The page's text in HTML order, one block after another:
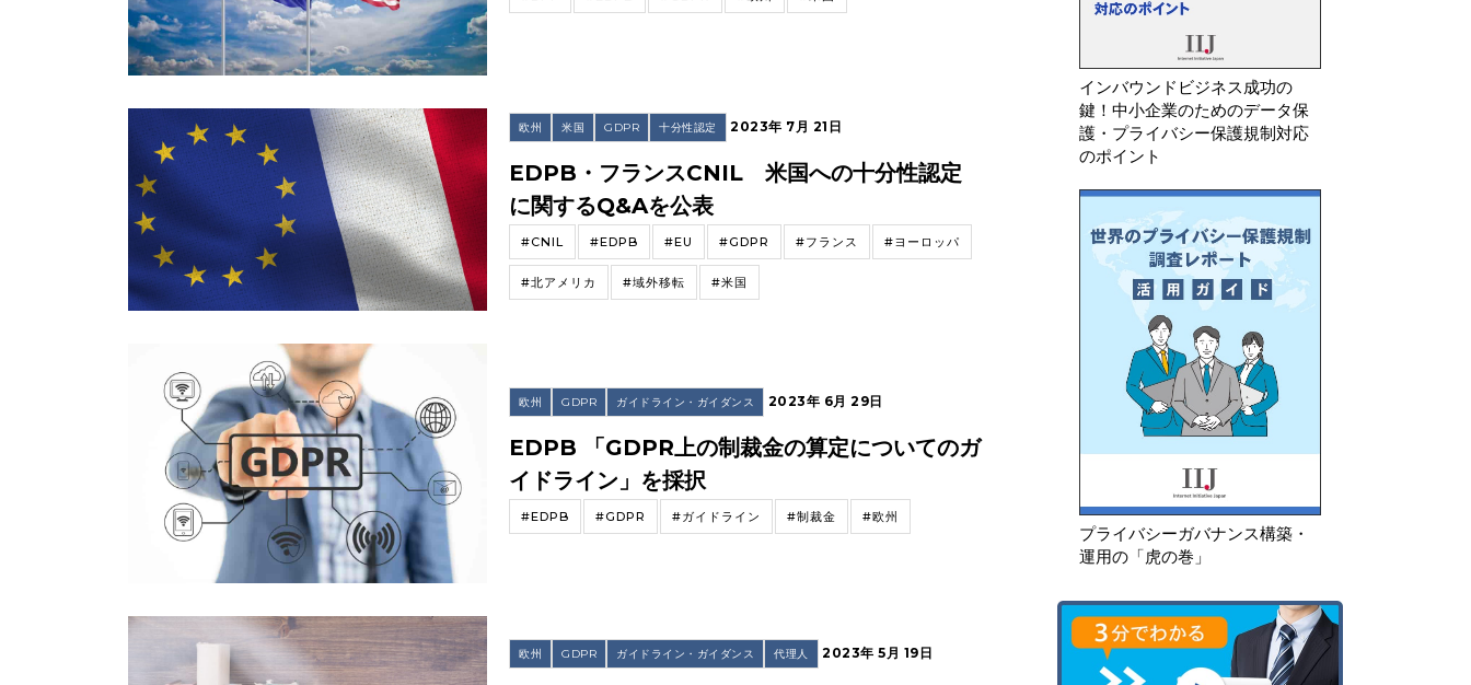
欧州 米国 GDPR 十分性認定 2023年 7月 21日
EDPB・フランスCNIL 米国への十分性認定
に関するQ&Aを公表
#CNIL #EDPB #EU #GDPR #フランス #ヨーロッパ
#北アメリカ #域外移転 #米国
欧州 GDPR ガイドライン・ガイダンス 2023年 6月 29日
EDPB 「GDPR上の制裁金の算定についてのガ
イドライン」を採択
#EDPB #GDPR #ガイドライン #制裁金 #欧州
欧州 GDPR ガイドライン・ガイダンス 代理人 2023年 5月 19日
インバウンドビジネス成功の
鍵！中小企業のためのデータ保
護・プライバシー保護規制対応
のポイント
プライバシーガバナンス構築・
運用の「虎の巻」